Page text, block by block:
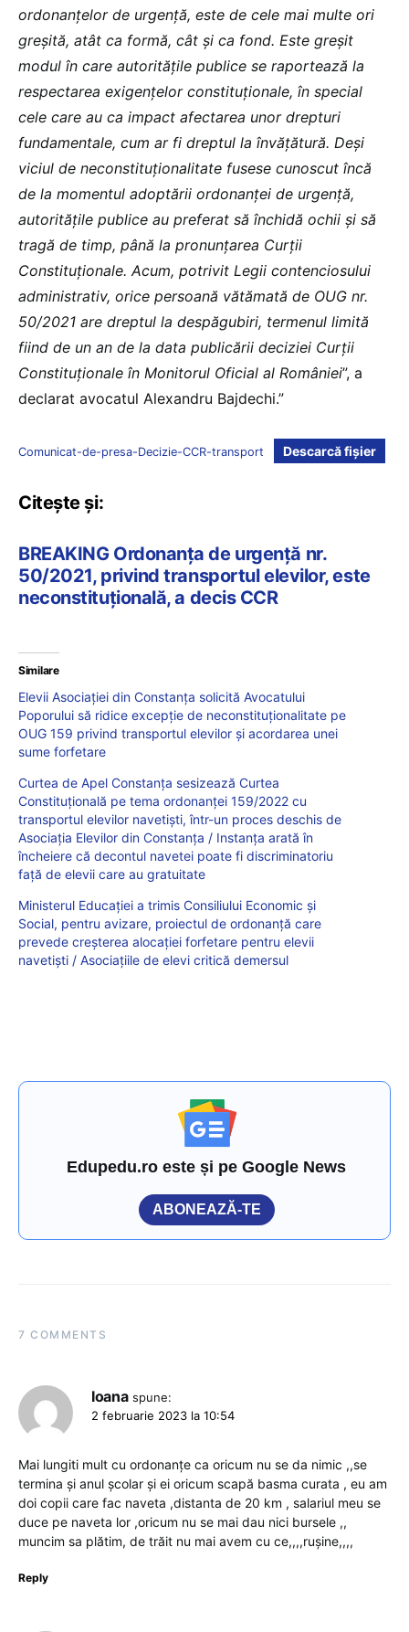
ordonanțelor de urgență, este de cele mai multe ori
greșită, atât ca formă, cât și ca fond. Este greșit
modul în care autoritățile publice se raportează la
respectarea exigențelor constituționale, în special
cele care au ca impact afectarea unor drepturi
fundamentale, cum ar fi dreptul la învățătură. Deși
viciul de neconstituționalitate fusese cunoscut încă
de la momentul adoptării ordonanței de urgență,
autoritățile publice au preferat să închidă ochii și să
tragă de timp, până la pronunțarea Curții
Constituționale. Acum, potrivit Legii contenciosului
administrativ, orice persoană vătămată de OUG nr.
50/2021 are dreptul la despăgubiri, termenul limită
fiind de un an de la data publicării deciziei Curții
Constituționale în Monitorul Oficial al României”, a
declarat avocatul Alexandru Bajdechi.”
Comunicat-de-presa-Decizie-CCR-transport Descarcă fișier
Citește și:
BREAKING Ordonanța de urgență nr.
50/2021, privind transportul elevilor, este
neconstituțională, a decis CCR
Similare
Elevii Asociației din Constanța solicită Avocatului
Poporului să ridice excepție de neconstituționalitate pe
OUG 159 privind transportul elevilor și acordarea unei
sume forfetare
Curtea de Apel Constanța sesizează Curtea
Constituțională pe tema ordonanței 159/2022 cu
transportul elevilor navetiști, într-un proces deschis de
Asociația Elevilor din Constanța / Instanța arată în
încheiere că decontul navetei poate fi discriminatoriu
față de elevii care au gratuitate
Ministerul Educației a trimis Consiliului Economic și
Social, pentru avizare, proiectul de ordonanță care
prevede creșterea alocației forfetare pentru elevii
navetiști / Asociațiile de elevi critică demersul
Edupedu.ro este și pe Google News
ABONEAZĂ-TE
7 COMMENTS
Ioana spune:
2 februarie 2023 la 10:54
Mai lungiti mult cu ordonanțe ca oricum nu se da nimic ,,se
termina și anul școlar și ei oricum scapă basma curata , eu am
doi copii care fac naveta ,distanta de 20 km , salariul meu se
duce pe naveta lor ,oricum nu se mai dau nici bursele ,,
muncim sa plătim, de trăit nu mai avem cu ce,,,,rușine,,,,
Reply